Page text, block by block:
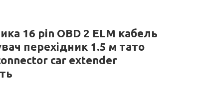
16 pin OBD 2 ELM кабель
перехідник 1.5 м тато
car extender